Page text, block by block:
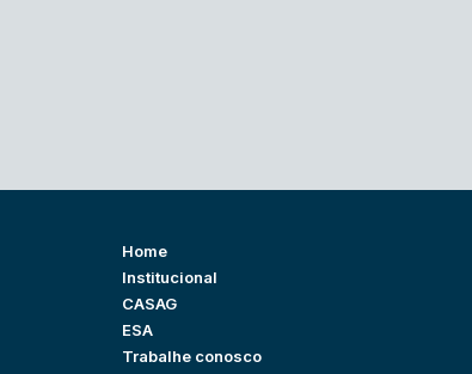
Home
Institucional
CASAG
ESA
Trabalhe conosco